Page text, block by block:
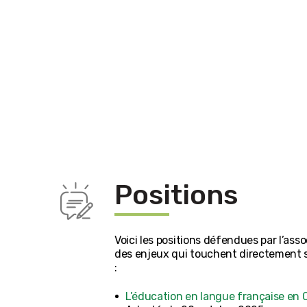
Positions
Voici les positions défendues par
des enjeux qui touchent directement
:
L’éducation en langue française en